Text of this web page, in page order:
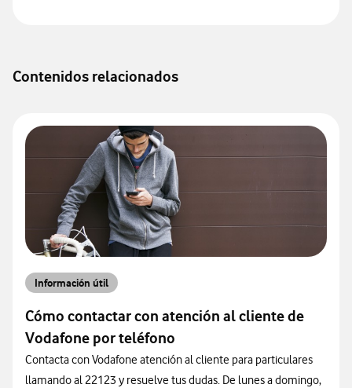
Contenidos relacionados
Información útil
Cómo contactar con atención al cliente de
Vodafone por teléfono
Contacta con Vodafone atención al cliente para particulares
llamando al 22123 y resuelve tus dudas. De lunes a domingo,